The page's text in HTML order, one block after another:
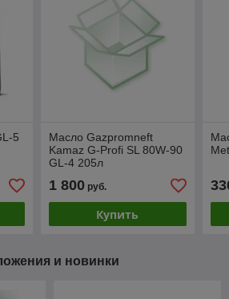
5
Масло Gazpromneft
Kamaz G-Profi SL 80W-90
GL-4 205л
1 800руб.
Купить
и новинки